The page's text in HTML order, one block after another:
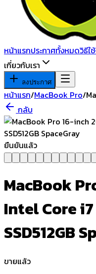
หน้าแรกประกาศทั้งหมดวิธีใ
เกี่ยวกับเรา
ลงประกาศ
หน้าแรก/MacBook Pro/
กลับ
ยืนยันแล้ว
MacBook
Intel Core i7
SSD512GB
ขายแล้ว